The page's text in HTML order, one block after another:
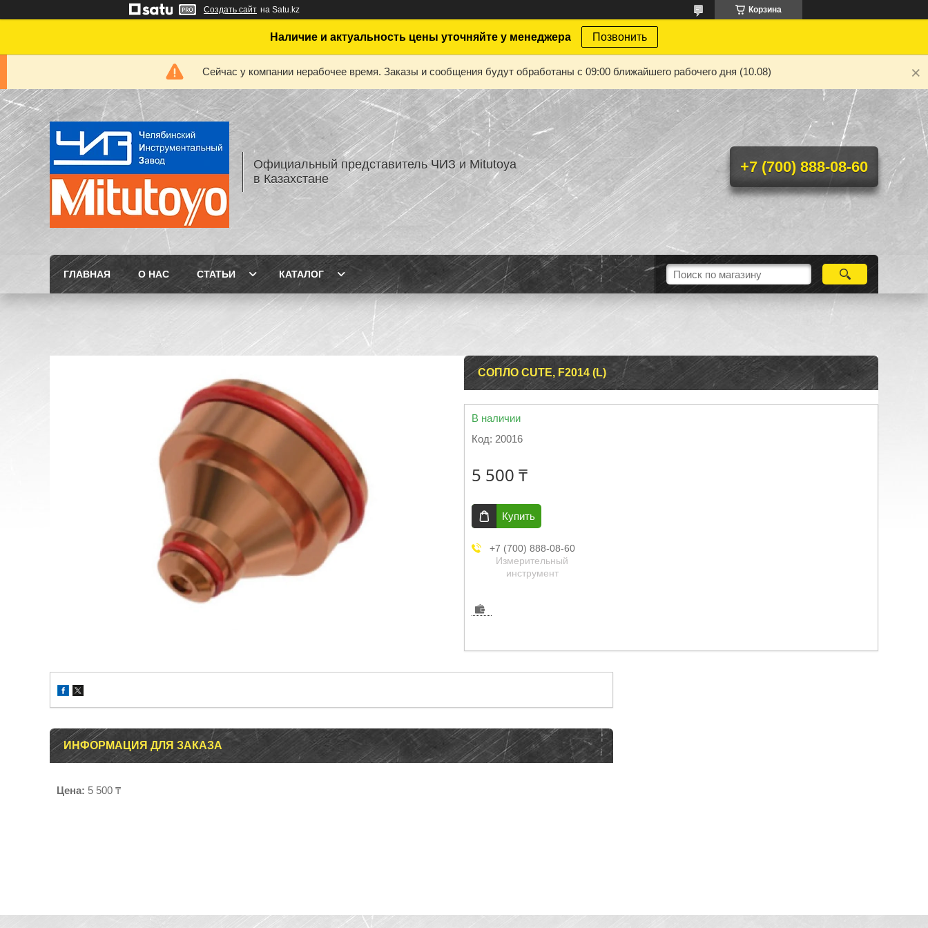
Создать сайт на Satu.kz Корзина
Наличие и актуальность цены уточняйте у менеджера Позвонить
Сейчас у компании нерабочее время. Заказы и сообщения будут обработаны с 09:00 ближайшего рабочего дня (10.08)
Официальный представитель ЧИЗ и Mitutoya
в Казахстане
+7 (700) 888-08-60
ГЛАВНАЯ О НАС СТАТЬИ КАТАЛОГ
СОПЛО CUTE, F2014 (L)
В наличии
Код: 20016
5 500 ₸
Купить
+7 (700) 888-08-60
Измерительный
инструмент
ИНФОРМАЦИЯ ДЛЯ ЗАКАЗА
Цена: 5 500 ₸